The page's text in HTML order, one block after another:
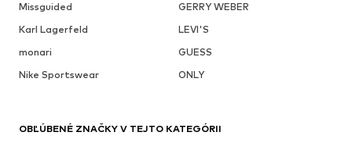
Missguided
GERRY WEBER
Karl Lagerfeld
LEVI'S
monari
GUESS
Nike Sportswear
ONLY
OBĽÚBENÉ ZNAČKY V TEJTO KATEGÓRII